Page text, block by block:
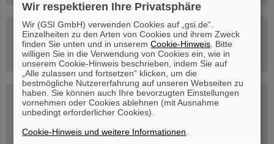
Besichtigung von GSI/FAIR –
jetzt Termin buchen!
Blog Beam On
Menschen ...hinter GSI und FAIR.
Wir respektieren Ihre Privatsphäre
Wir (GSI GmbH) verwenden Cookies auf „gsi.de“.
Einzelheiten zu den Arten von Cookies und ihrem Zweck
finden Sie unten und in unseremCookie-Hinweis . Bitte
willigen Sie in die Verwendung von Cookies ein, wie in
unserem Cookie-Hinweis beschrieben, indem Sie auf
„Alle zulassen und fortsetzen“ klicken, um die
bestmögliche Nutzererfahrung auf unseren Webseiten zu
haben. Sie können auch Ihre bevorzugten Einstellungen
vornehmen oder Cookies ablehnen (mit Ausnahme
unbedingt erforderlicher Cookies).
Cookie-Hinweis und weitere Informationen